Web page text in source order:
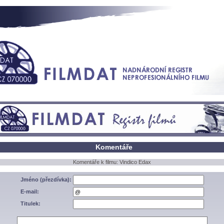
Komentáře
Komentáře k filmu: Vindico Edax
Jméno (přezdívka):
E-mail:
Titulek: